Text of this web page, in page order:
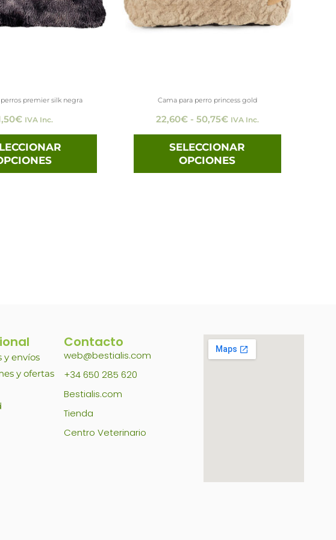
premier silk negra
€ IVA Inc.
Las
opciones
Cama para perro princess gold
22,60€ - 50,75€ IVA Inc.
SELECCIONAR
OPCIONES
Las
y envíos
y ofertas
Contacto
web@bestialis.com
+34 650 285 620
Bestialis.com
Tienda
Centro Veterinario